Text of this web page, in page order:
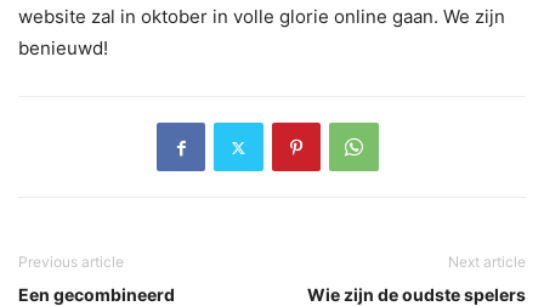
website zal in oktober in volle glorie online gaan. We zijn
benieuwd!
Previous article
Een gecombineerd
Next article
Wie zijn de oudste spelers